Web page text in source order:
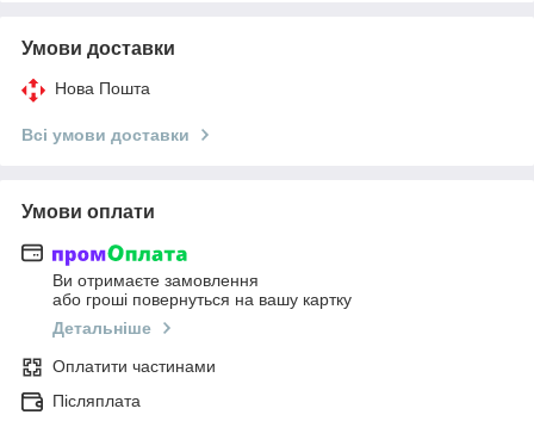
Умови доставки
Нова Пошта
Всі умови доставки
Умови оплати
Ви отримаєте замовлення
або гроші повернуться на вашу картку
Детальніше
Оплатити частинами
Післяплата